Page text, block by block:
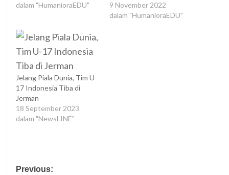
dalam "HumanioraEDU"
9 November 2022
dalam "HumanioraEDU"
Jelang Piala Dunia, Tim U-
17 Indonesia Tiba di
Jerman
18 September 2023
dalam "NewsLINE"
Post
Previous: